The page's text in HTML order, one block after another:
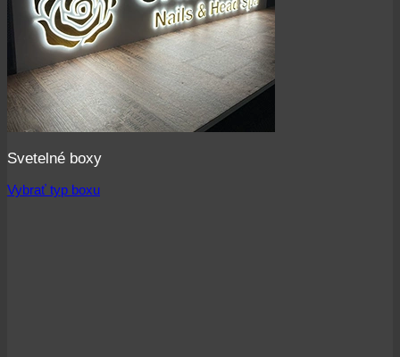
Svetelné boxy
Vybrať typ boxu